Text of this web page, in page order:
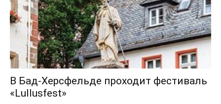
В Бад-Херсфельде проходит фестиваль
«Lullusfest»